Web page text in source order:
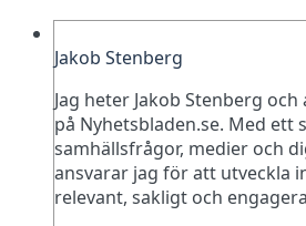
Jakob Stenberg
Jag heter Jakob Stenberg
på Nyhetsbladen.se. Med ett
samhällsfrågor, medier och
ansvarar jag för att utveckla
relevant, sakligt och